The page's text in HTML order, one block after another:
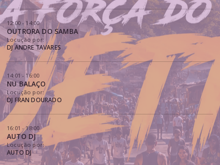
12:00 - 14:00
OUTRORA DO SAMBA
Locução por:
DJ ANDRE TAVARES
14:01 - 16:00
NU BALAÇO
Locução por:
DJ FRAN DOURADO
16:01 - 18:00
AUTO DJ
Locução por:
AUTO DJ